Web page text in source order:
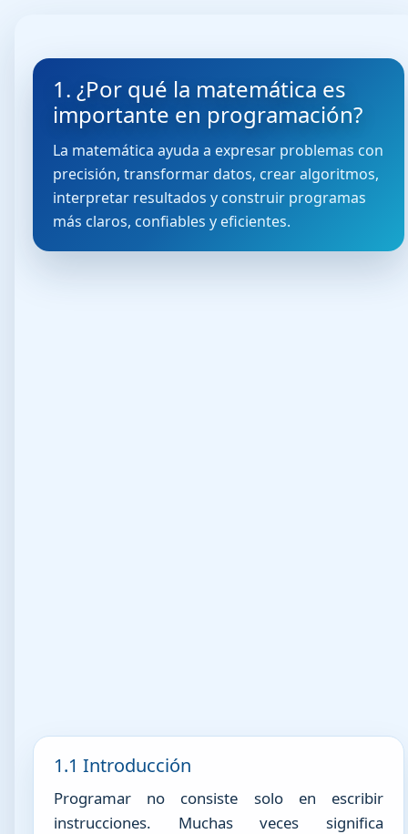
1. ¿Por qué la matemática es
importante en programación?
La matemática ayuda a expresar problemas con
precisión, transformar datos, crear algoritmos,
interpretar resultados y construir programas
más claros, confiables y eficientes.
1.1 Introducción
Programar no consiste solo en escribir
instrucciones. Muchas veces significa